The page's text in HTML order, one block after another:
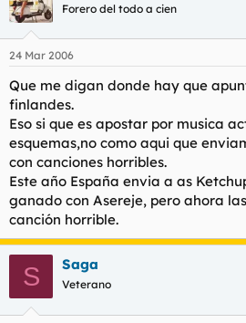
"FALETE".
"Estais avisados".
Forero del todo a cien
24 Mar 2006
Que me digan donde hay que
finlandes.
Eso si que es apostar por musica
esquemas,no como aqui que
con canciones horribles.
Este año España envia a as
ganado con Asereje, pero ahora
canción horrible.
S Saga
Veterano